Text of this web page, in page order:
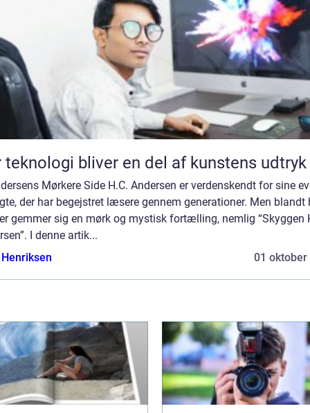
teknologi bliver en del af kunstens udtryk
Mørkere Side H.C. Andersen er verdenskendt for sine
der har begejstret læsere gennem generationer. Men blandt
gemmer sig en mørk og mystisk fortælling, nemlig “Skyggen
I denne artik...
01 oktober